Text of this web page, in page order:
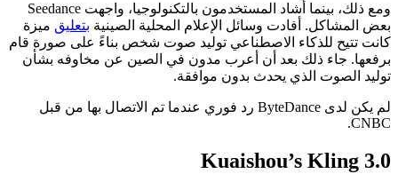
ومع ذلك، بينما أشاد المستخدمون بالتكنولوجيا، واجهت Seedance
بعض المشاكل. أفادت وسائل الإعلام المحلية الصينية بتعليق ميزة
كانت تتيح للذكاء الاصطناعي توليد صوت شخص بناءً على صورة قام
برفعها. جاء ذلك بعد أن أعرب مدون في الصين عن مخاوفه بشأن
توليد الصوت الذي يحدث بدون موافقة.
لم يكن لدى ByteDance رد فوري عندما تم الاتصال بها من قبل
CNBC.
Kuaishou’s Kling 3.0